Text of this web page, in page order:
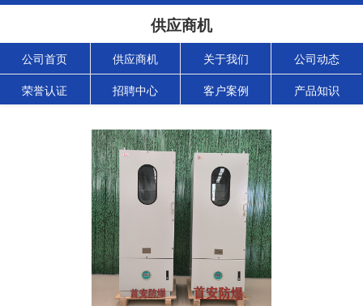
供应商机
公司首页 供应商机 关于我们 公司动态
荣誉认证 招聘中心 客户案例 产品知识